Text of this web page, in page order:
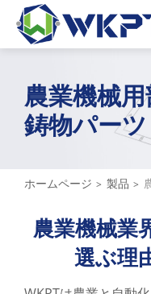
農業機械
鋳物パーツ
ホームページ 製品
農業機械業
選ぶ理
繁體中文
製品
農業機械部品